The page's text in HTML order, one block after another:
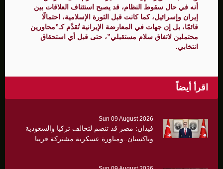
أنه في حال سقوط النظام، قد يصبح استئناف العلاقات بين
إيران وإسرائيل، كما كانت قبل الثورة الإسلامية، احتمالًا
قائمًا، بل إن جهات في المعارضة الإيرانية تُقدَّم كـ”محاورين
محتملين لاتفاق سلام مستقبلي”، حتى قبل أي استحقاق
انتخابي.
اقرأ أيضاً
Sun 09 August 2026
فيدان: مصر قد تنضم لتحالف تركيا والسعودية
وباكستان..ومناورة عسكرية مشتركة قريبا